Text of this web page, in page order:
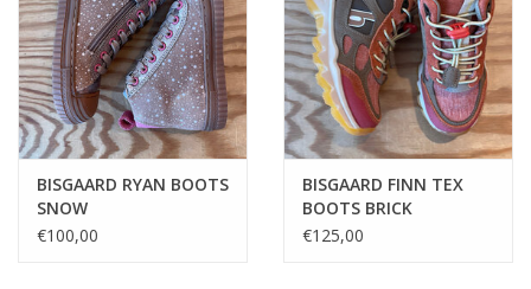
BISGAARD RYAN BOOTS
SNOW
€100,00
BISGAARD FINN TEX
BOOTS BRICK
€125,00